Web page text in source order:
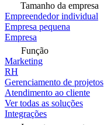
Tamanho da empresa
Empreendedor individual
Empresa pequena
Empresa
Função
Marketing
RH
Gerenciamento de projetos
Atendimento ao cliente
Ver todas as soluções
Integrações